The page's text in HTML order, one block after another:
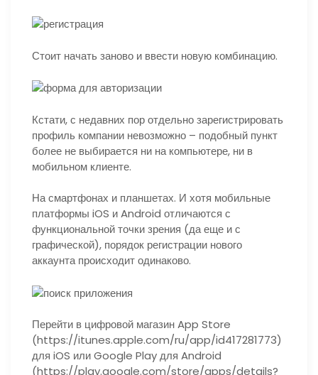
Стоит начать заново и ввести новую комбинацию.
Кстати, с недавних пор отдельно зарегистрировать
профиль компании невозможно – подобный пункт
более не выбирается ни на компьютере, ни в
мобильном клиенте.
На смартфонах и планшетах. И хотя мобильные
платформы iOS и Android отличаются с
функциональной точки зрения (да еще и с
графической), порядок регистрации нового
аккаунта происходит одинаково.
Перейти в цифровой магазин App Store
(https://itunes.apple.com/ru/app/id417281773)
для iOS или Google Play для Android
(https://play.google.com/store/apps/details?